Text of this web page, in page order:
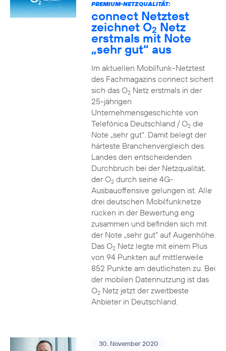
PREMIUM-NETZQUALITÄT:
connect Netztest
zeichnet O2 Netz
erstmals mit Note
„sehr gut“ aus
Im aktuellen Mobilfunk-Netztest
des Fachmagazins connect sichert
sich das O2Netz erstmals in der
25-jährigen
Unternehmensgeschichte von
Telefónica Deutschland / O2die
Note „sehr gut“. Damit belegt der
härteste Branchenvergleich des
Landes den entscheidenden
Durchbruch bei der Netzqualität,
der O2durch seine 4G-
Ausbauoffensive gelungen ist. Alle
drei deutschen Mobilfunknetze
rücken in der Bewertung eng
zusammen und befinden sich mit
der Note „sehr gut“ auf Augenhöhe.
Das O2Netz legte mit einem Plus
von 94 Punkten auf mittlerweile
852 Punkte am deutlichsten zu. Bei
der mobilen Datennutzung ist das
O2Netz jetzt der zweitbeste
Anbieter in Deutschland.
30. November 2020